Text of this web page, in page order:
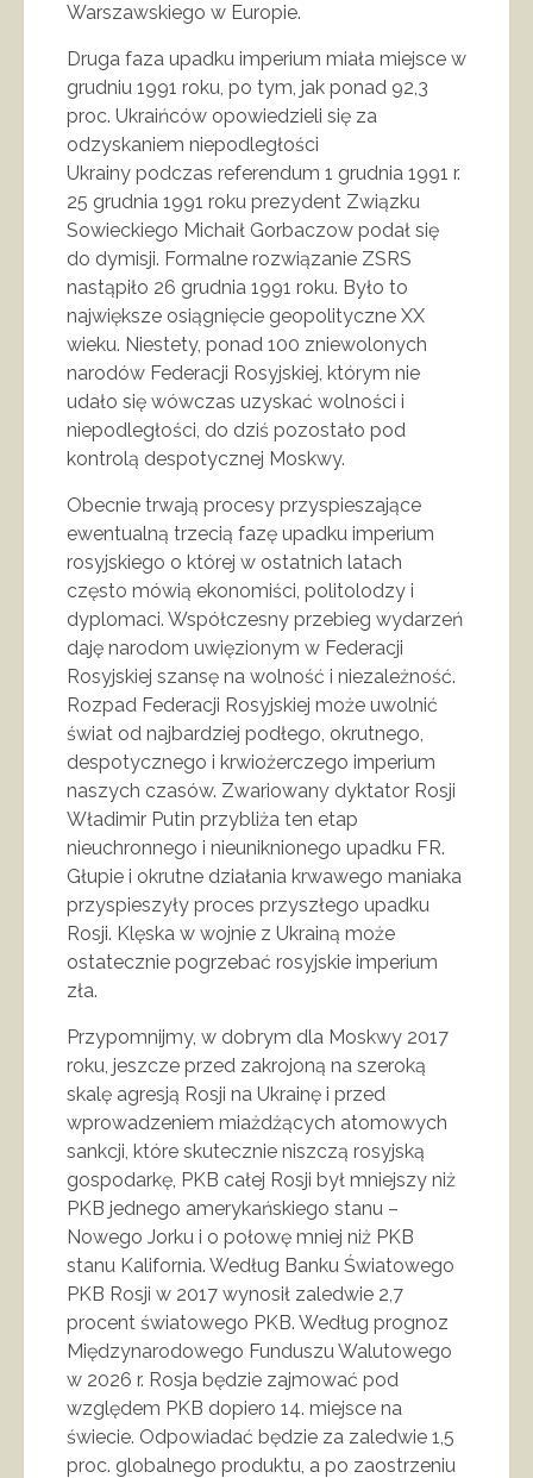
Warszawskiego w Europie.
Druga faza upadku imperium miała miejsce w
grudniu 1991 roku, po tym, jak ponad 92,3
proc. Ukraińców opowiedzieli się za
odzyskaniem niepodległości
Ukrainy podczas referendum 1 grudnia 1991 r.
25 grudnia 1991 roku prezydent Związku
Sowieckiego Michaił Gorbaczow podał się
do dymisji. Formalne rozwiązanie ZSRS
nastąpiło 26 grudnia 1991 roku. Było to
największe osiągnięcie geopolityczne XX
wieku. Niestety, ponad 100 zniewolonych
narodów Federacji Rosyjskiej, którym nie
udało się wówczas uzyskać wolności i
niepodległości, do dziś pozostało pod
kontrolą despotycznej Moskwy.
Obecnie trwają procesy przyspieszające
ewentualną trzecią fazę upadku imperium
rosyjskiego o której w ostatnich latach
często mówią ekonomiści, politolodzy i
dyplomaci. Współczesny przebieg wydarzeń
daję narodom uwięzionym w Federacji
Rosyjskiej szansę na wolność i niezależność.
Rozpad Federacji Rosyjskiej może uwolnić
świat od najbardziej podłego, okrutnego,
despotycznego i krwiożerczego imperium
naszych czasów. Zwariowanу dyktator Rosji
Władimir Putin przybliża ten etap
nieuchronnego i nieuniknionego upadku FR.
Głupie i okrutne działania krwawego maniaka
przyspieszyły proces przyszłego upadku
Rosji. Klęska w wojnie z Ukrainą może
ostatecznie pogrzebać rosyjskie imperium
zła.
Przypomnijmy, w dobrym dla Moskwy 2017
roku, jeszcze przed zakrojoną na szeroką
skalę agresją Rosji na Ukrainę i przed
wprowadzeniem miażdżących atomowych
sankcji, które skutecznie niszczą rosyjską
gospodarkę, PKB całej Rosji był mniejszy niż
PKB jednego amerykańskiego stanu –
Nowego Jorku i o połowę mniej niż PKB
stanu Kalifornia. Według Banku Światowego
PKB Rosji w 2017 wynosił zaledwie 2,7
procent światowego PKB. Według prognoz
Międzynarodowego Funduszu Walutowego
w 2026 r. Rosja będzie zajmować pod
względem PKB dopiero 14. miejsce na
świecie. Odpowiadać będzie za zaledwie 1,5
proc. globalnego produktu, a po zaostrzeniu